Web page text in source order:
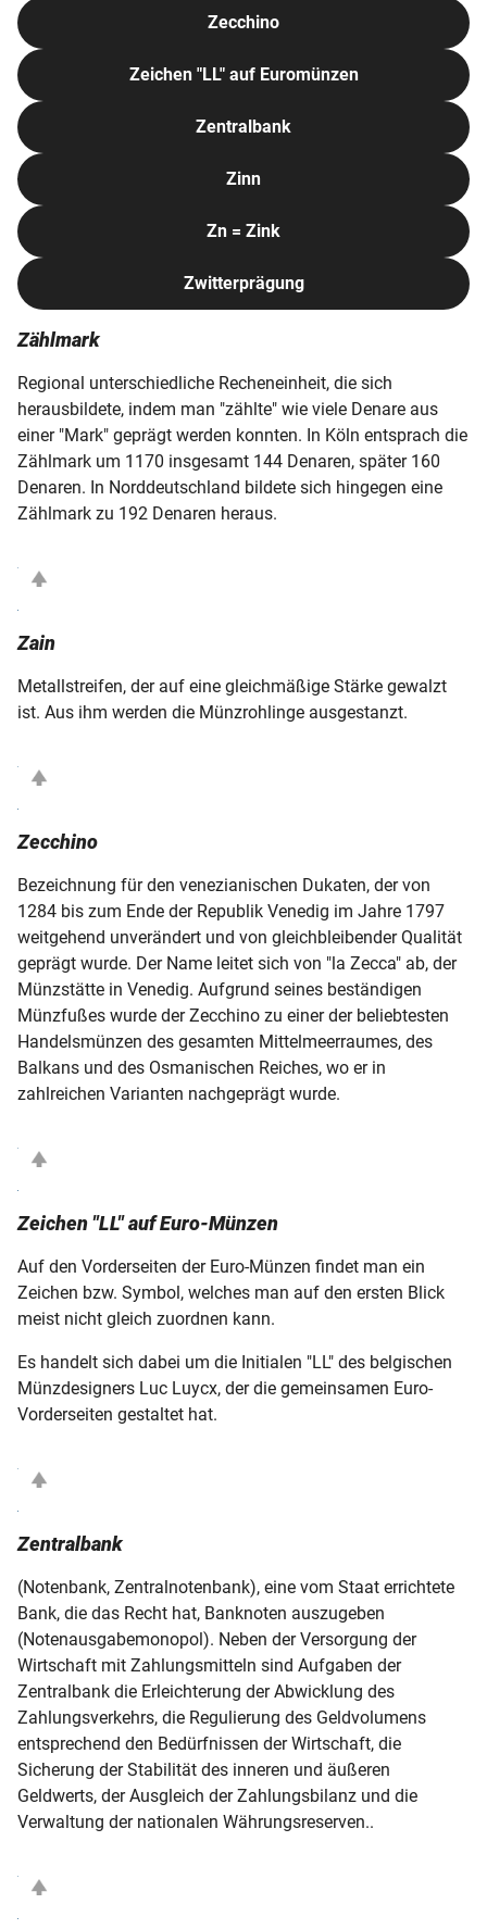
Zecchino
Zeichen "LL" auf Euromünzen
Zentralbank
Zinn
Zn = Zink
Zwitterprägung
Zählmark
Regional unterschiedliche Recheneinheit, die sich
herausbildete, indem man "zählte" wie viele Denare aus
einer "Mark" geprägt werden konnten. In Köln entsprach die
Zählmark um 1170 insgesamt 144 Denaren, später 160
Denaren. In Norddeutschland bildete sich hingegen eine
Zählmark zu 192 Denaren heraus.
Zain
Metallstreifen, der auf eine gleichmäßige Stärke gewalzt
ist. Aus ihm werden die Münzrohlinge ausgestanzt.
Zecchino
Bezeichnung für den venezianischen Dukaten, der von
1284 bis zum Ende der Republik Venedig im Jahre 1797
weitgehend unverändert und von gleichbleibender Qualität
geprägt wurde. Der Name leitet sich von "la Zecca" ab, der
Münzstätte in Venedig. Aufgrund seines beständigen
Münzfußes wurde der Zecchino zu einer der beliebtesten
Handelsmünzen des gesamten Mittelmeerraumes, des
Balkans und des Osmanischen Reiches, wo er in
zahlreichen Varianten nachgeprägt wurde.
Zeichen "LL" auf Euro-Münzen
Auf den Vorderseiten der Euro-Münzen findet man ein
Zeichen bzw. Symbol, welches man auf den ersten Blick
meist nicht gleich zuordnen kann.
Es handelt sich dabei um die Initialen "LL" des belgischen
Münzdesigners Luc Luycx, der die gemeinsamen Euro-
Vorderseiten gestaltet hat.
Zentralbank
(Notenbank, Zentralnotenbank), eine vom Staat errichtete
Bank, die das Recht hat, Banknoten auszugeben
(Notenausgabemonopol). Neben der Versorgung der
Wirtschaft mit Zahlungsmitteln sind Aufgaben der
Zentralbank die Erleichterung der Abwicklung des
Zahlungsverkehrs, die Regulierung des Geldvolumens
entsprechend den Bedürfnissen der Wirtschaft, die
Sicherung der Stabilität des inneren und äußeren
Geldwerts, der Ausgleich der Zahlungsbilanz und die
Verwaltung der nationalen Währungsreserven..